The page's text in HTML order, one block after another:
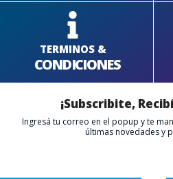
TERMINOS &
CONDICIONES
¡Subscribite,
Ingresá tu correo en el popup y te
últimas novedades y